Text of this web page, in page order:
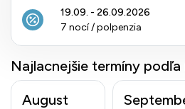
19.09. - 26.09.2026
7 nocí / polpenzia
Najlacnejšie termíny podľa
August